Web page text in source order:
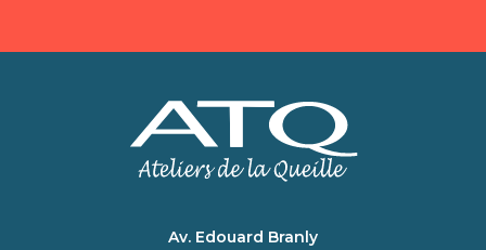
Av. Edouard Branly